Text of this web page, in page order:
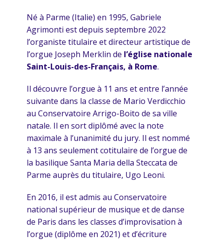
Agenda
Publications
Adhésions
Né à Parme (Italie) en 1995, Gabriele
Agrimonti est depuis septembre 2022
l’organiste titulaire et directeur artistique de
l’orgue Joseph Merklin de l’église nationale
Saint-Louis-des-Français, à Rome.
Il découvre l’orgue à 11 ans et entre l’année
suivante dans la classe de Mario Verdicchio
au Conservatoire Arrigo-Boito de sa ville
natale. Il en sort diplômé avec la note
maximale à l’unanimité du jury. Il est nommé
à 13 ans seulement cotitulaire de l’orgue de
la basilique Santa Maria della Steccata de
Parme auprès du titulaire, Ugo Leoni.
En 2016, il est admis au Conservatoire
national supérieur de musique et de danse
de Paris dans les classes d’improvisation à
l’orgue (diplôme en 2021) et d’écriture